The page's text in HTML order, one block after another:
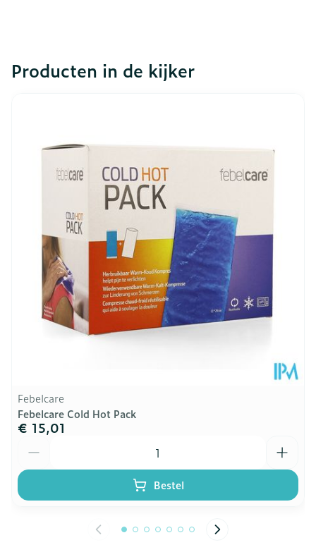
Producten in de kijker
Febelcare
Febelcare Cold Hot Pack
€ 15,01
Bestel